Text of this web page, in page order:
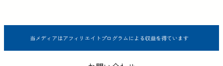
当メディアはアフィリエイトプログラムによる収益を得ています